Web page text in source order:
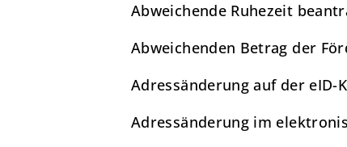
Abweichende Ruhezeit
Abweichenden Betrag der
Adressänderung auf der eID-
Adressänderung im